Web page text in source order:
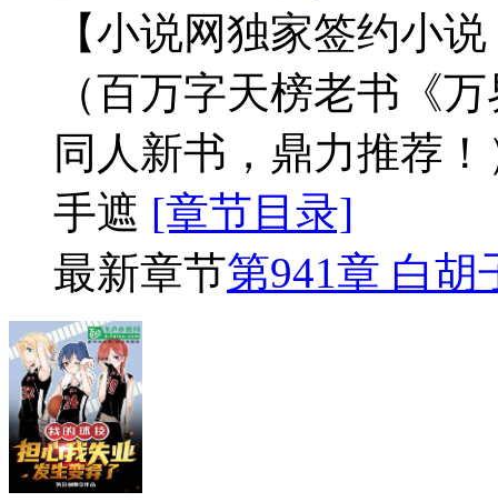
【小说网独家签约小
（百万字天榜老书《
同人新书，鼎力推荐
手遮 [章节目录]
最新章节第941章 白胡